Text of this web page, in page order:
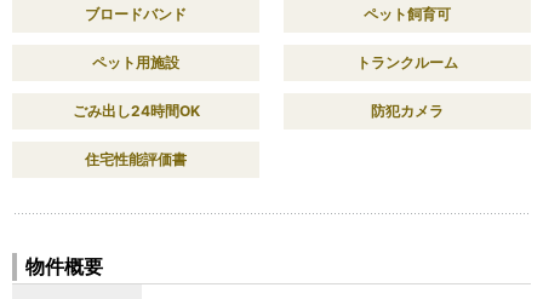
ブロードバンド ペット飼育可
ペット用施設 トランクルーム
ごみ出し24時間OK 防犯カメラ
住宅性能評価書
物件概要